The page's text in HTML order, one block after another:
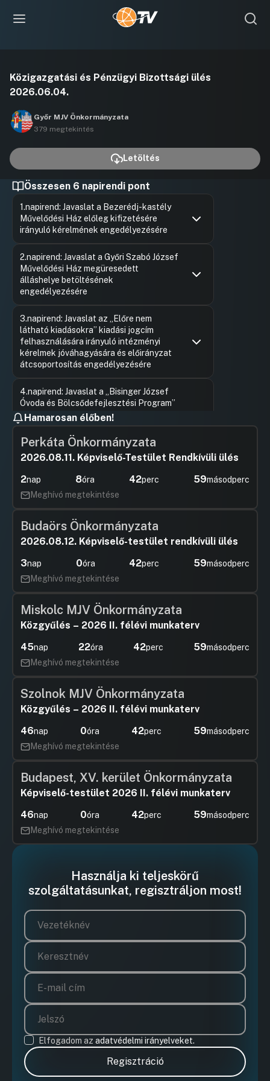
lejátszása
Közigazgatási és Pénzügyi Bizottsági ülés
2026.06.04.
Győr MJV Önkormányzata
379 megtekintés
Letöltés
Összesen 6 napirendi pont
1.napirend: Javaslat a Bezerédj-kastély
Művelődési Ház előleg kifizetésére
irányuló kérelmének engedélyezésére
2.napirend: Javaslat a Győri Szabó József
Művelődési Ház megüresedett
álláshelye betöltésének
engedélyezésére
3.napirend: Javaslat az „Előre nem
látható kiadásokra” kiadási jogcím
felhasználására irányuló intézményi
kérelmek jóváhagyására és előirányzat
átcsoportosítás engedélyezésére
4.napirend: Javaslat a „Bisinger József
Óvoda és Bölcsődefejlesztési Program”
c. kiadási előirányzat felhasználásával
összefüggő előirányzat átcsoportosítás
engedélyezésére
HozzászólásokUgrás a napirendi pontra
5.napirend: Javaslat támogatások
nyújtására a „Képviselői
jogcím terhére
Hozzászólások Ugrás a napirendi pontra
6.napirend: Javaslat a bizottsági
jegyzőkönyv-hitelesítők
Hozzászólások Ugrás a napirendi pontra
Hamarosan élőben!
Perkáta Önkormányzata
2026.08.11. Képviselő-Testület Rendkívüli ülés
2nap 8óra 42perc 59másodperc
Meghívó megtekintése
Budaörs Önkormányzata
2026.08.12. Képviselő-testület rendkívüli ülés
3nap 0óra 42perc 59másodperc
Meghívó megtekintése
Miskolc MJV Önkormányzata
Közgyűlés – 2026 II. félévi munkaterv
45nap 22óra 42perc 59másodperc
Meghívó megtekintése
Szolnok MJV Önkormányzata
Közgyűlés – 2026 II. félévi munkaterv
46nap 0óra 42perc 59másodperc
Meghívó megtekintése
Budapest, XV. kerület Önkormányzata
Képviselő-testület 2026 II. félévi munkaterv
46nap 0óra 42perc 59másodperc
Meghívó megtekintése
Használja ki teljeskörű
szolgáltatásunkat, regisztráljon most!
Elfogadom az adatvédelmi irányelveket.
Regisztráció